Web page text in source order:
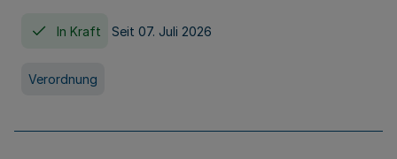
In Kraft Seit 07. Juli 2026
Verordnung